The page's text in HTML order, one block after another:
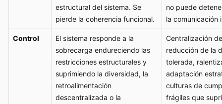
estructural del sistema. Se
pierde la coherencia funcional.
no puede
la comunicación
Control
El sistema responde a la
sobrecarga endureciendo las
restricciones estructurales y
suprimiendo la diversidad, la
retroalimentación
descentralizada o la
Centralización
reducción de la
tolerada,
adaptación
culturas de
frágiles que